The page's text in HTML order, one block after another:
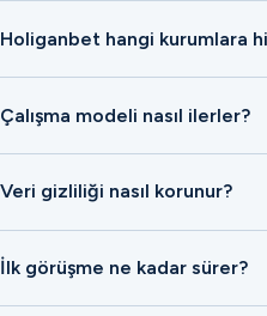
Holiganbet hangi kurumlara
Çalışma modeli nasıl ilerler?
Veri gizliliği nasıl korunur?
İlk görüşme ne kadar sürer?